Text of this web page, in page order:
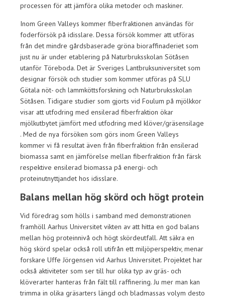
processen för att jämföra olika metoder och maskiner.
Inom Green Valleys kommer fiberfraktionen användas för
foderförsök på idisslare. Dessa försök kommer att utföras
från det mindre gårdsbaserade gröna bioraffinaderiet som
just nu är under etablering på Naturbruksskolan Sötåsen
utanför Töreboda. Det är Sveriges Lantbruksuniversitet som
designar försök och studier som kommer utföras på SLU
Götala nöt- och lammköttsforskning och Naturbruksskolan
Sötåsen. Tidigare studier som gjorts vid Foulum på mjölkkor
visar att utfodring med ensilerad fiberfraktion ökar
mjölkutbytet jämfört med utfodring med klöver/gräsensilage
. Med de nya försöken som görs inom Green Valleys
kommer vi få resultat även från fiberfraktion från ensilerad
biomassa samt en jämförelse mellan fiberfraktion från färsk
respektive ensilerad biomassa på energi- och
proteinutnyttjandet hos idisslare.
Balans mellan hög skörd och högt protein
Vid föredrag som hölls i samband med demonstrationen
framhöll Aarhus Universitet vikten av att hitta en god balans
mellan hög proteinnivå och högt skördeutfall. Att säkra en
hög skörd spelar också roll utifrån ett miljöperspektiv, menar
forskare Uffe Jörgensen vid Aarhus Universitet. Projektet har
också aktiviteter som ser till hur olika typ av gräs- och
klöverarter hanteras från fält till raffinering. Ju mer man kan
trimma in olika gräsarters längd och bladmassas volym desto